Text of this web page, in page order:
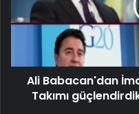
Ali Babacan'dan
Takımı